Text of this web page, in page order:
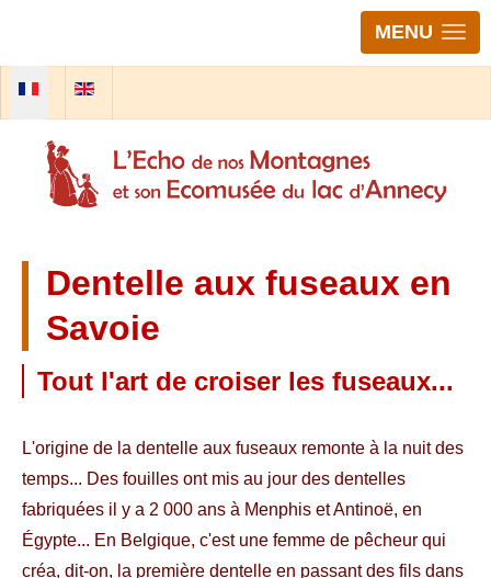
MENU
Sélectionnez votre langue
Dentelle aux fuseaux en
Savoie
Tout l'art de croiser les fuseaux...
L'origine de la dentelle aux fuseaux remonte à la nuit des
temps... Des fouilles ont mis au jour des dentelles
fabriquées il y a 2 000 ans à Menphis et Antinoë, en
Égypte... En Belgique, c'est une femme de pêcheur qui
créa, dit-on, la première dentelle en passant des fils dans